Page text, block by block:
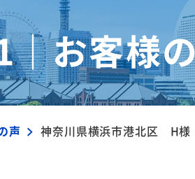
｜お客様
声 神奈川県横浜市港北区 H様